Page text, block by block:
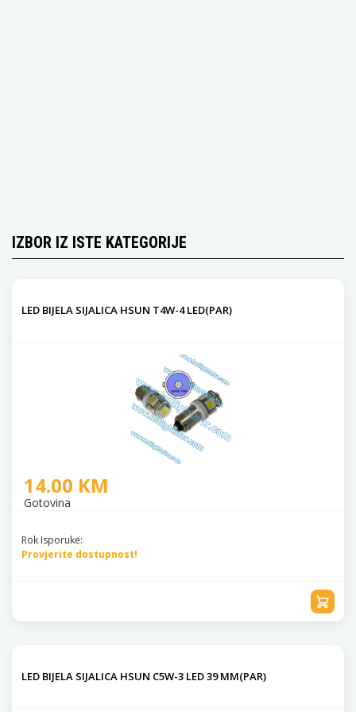
IZBOR IZ ISTE KATEGORIJE
LED BIJELA SIJALICA HSUN T4W-4 LED(PAR)
14.00 KM
Gotovina
Rok Isporuke:
Provjerite dostupnost!
LED BIJELA SIJALICA HSUN C5W-3 LED 39 MM(PAR)